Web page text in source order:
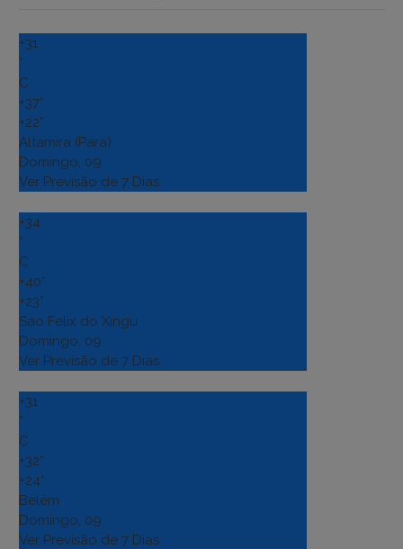
+31
°
C
+37°
+22°
Altamira (Para)
Domingo, 09
Ver Previsão de 7 Dias
+34
°
C
+40°
+23°
Sao Felix do Xingu
Domingo, 09
Ver Previsão de 7 Dias
+31
°
C
+32°
+24°
Belém
Domingo, 09
Ver Previsão de 7 Dias